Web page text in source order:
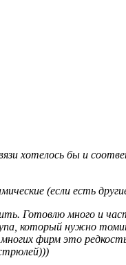
хотелось бы и
(если есть
Готовлю много и
который нужно
фирм это